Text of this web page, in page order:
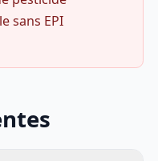
sans EPI